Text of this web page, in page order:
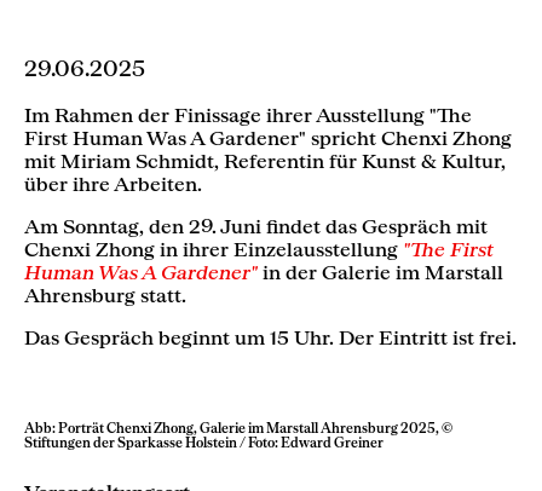
29.06.2025
Im Rahmen der Finissage ihrer Ausstellung "The
First Human Was A Gardener" spricht Chenxi Zhong
mit Miriam Schmidt, Referentin für Kunst & Kultur,
über ihre Arbeiten.
Am Sonntag, den 29. Juni findet das Gespräch mit
Chenxi Zhong in ihrer Einzelausstellung "The First
Human Was A Gardener" in der Galerie im Marstall
Ahrensburg statt.
Das Gespräch beginnt um 15 Uhr. Der Eintritt ist frei.
Abb: Porträt Chenxi Zhong, Galerie im Marstall Ahrensburg 2025, ©
Stiftungen der Sparkasse Holstein / Foto: Edward Greiner